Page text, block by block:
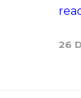
26